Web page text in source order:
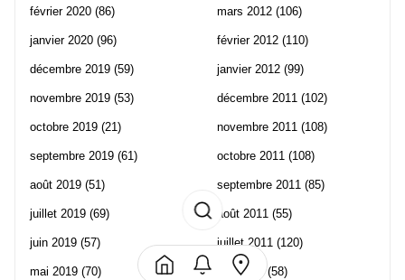
février 2020 (86)
janvier 2020 (96)
décembre 2019 (59)
novembre 2019 (53)
octobre 2019 (21)
septembre 2019 (61)
août 2019 (51)
juillet 2019 (69)
juin 2019 (57)
mai 2019 (70)
mars 2012 (106)
février 2012 (110)
janvier 2012 (99)
décembre 2011 (102)
novembre 2011 (108)
octobre 2011 (108)
septembre 2011 (85)
août 2011 (55)
juillet 2011 (120)
juin 2011 (58)